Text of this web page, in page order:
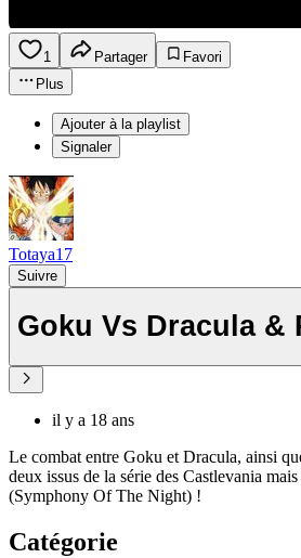
1 Partager
Favori
Plus
Ajouter à la playlist
Signaler
Totaya17
Suivre
Goku Vs Dracula &
il y a 18 ans
Le combat entre Goku et Dracula, ainsi
deux issus de la série des Castlevania
(Symphony Of The Night) !
Catégorie